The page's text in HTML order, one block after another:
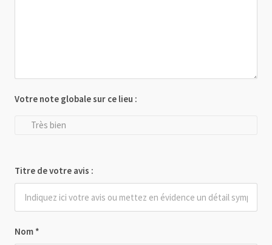
Nom *
Votre note globale sur ce lieu :
Très bien
Titre de votre avis :